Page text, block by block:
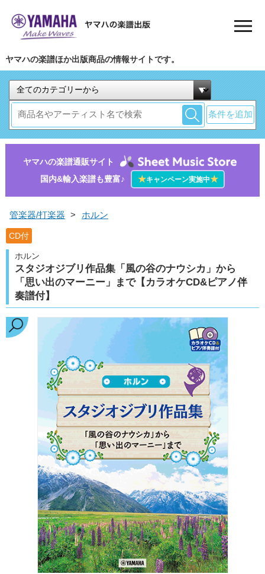
ヤマハの楽譜ほか出版商品の情報サイトです。
条件を追加
ヤマハの楽譜通販サイト
国内&輸入楽譜も豊富♪
★キャンペーン実施中★
管楽器/打楽器 > ホルン
CD付
ホルン
スタジオジブリ作品集「風の谷のナウシカ」から
「思い出のマーニー」まで【カラオケCD&ピアノ伴
奏譜付】